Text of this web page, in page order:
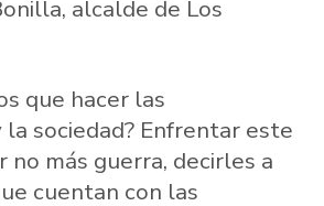
alcalde de Los
que hacer las
sociedad? Enfrentar este
no más guerra, decirles a
cuentan con las